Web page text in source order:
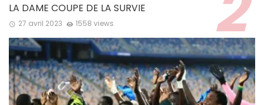
LA DAME COUPE DE LA SURVIE
27 avril 2023 1558 views